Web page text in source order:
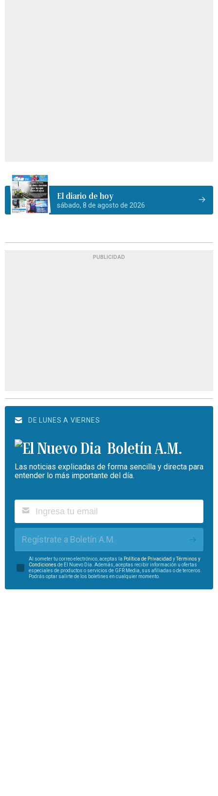
El diario de hoy
sábado, 8 de agosto de 2026
PUBLICIDAD
DE LUNES A VIERNES
Boletín A.M.
Las noticias explicadas de forma sencilla y directa para
entender lo más importante del día.
Regístrate a Boletín A.M.
Al someter tu correo electrónico, aceptas la Política de Privacidad yTérminos y
Condiciones de El Nuevo Día. Además, aceptas recibir información u ofertas
especiales de productos o servicios de GFR Media, sus afiliadas o de terceros.
Podrás optar salirte de los boletines en cualquier momento.